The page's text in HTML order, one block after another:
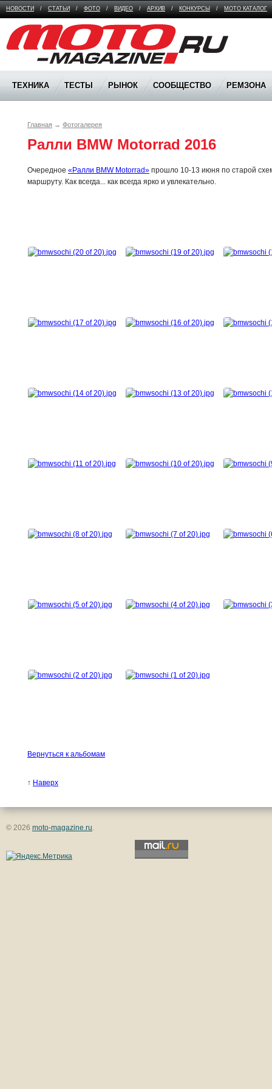
НОВОСТИ / СТАТЬИ / ФОТО / ВИДЕО / АРХИВ / КОНКУРСЫ / МОТО КАТАЛОГ
Moto Magazine
ТЕХНИКА ТЕСТЫ РЫНОК СООБЩЕСТВО РЕМЗОНА
Главная → Фотогалерея
Ралли BMW Motorrad 2016
Очередное «Ралли BMW Motorrad» прошло 10-13 июня по старой
маршруту. Как всегда... как всегда ярко и увлекательно.
Вернуться к альбомам
↑ Наверх
© 2026 moto-magazine.ru.